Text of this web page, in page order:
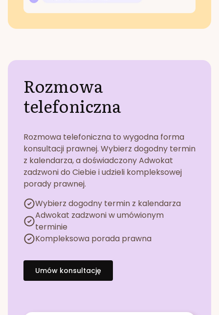
Rozmowa
telefoniczna
Rozmowa telefoniczna to wygodna forma
konsultacji prawnej. Wybierz dogodny termin
z kalendarza, a doświadczony Adwokat
zadzwoni do Ciebie i udzieli kompleksowej
porady prawnej.
Wybierz dogodny termin z kalendarza
Adwokat zadzwoni w umówionym
terminie
Kompleksowa porada prawna
Umów konsultację